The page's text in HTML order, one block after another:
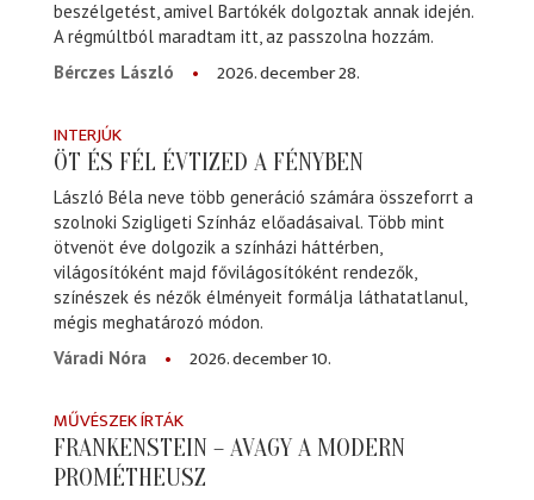
beszélgetést, amivel Bartókék dolgoztak annak idején.
A régmúltból maradtam itt, az passzolna hozzám.
Bérczes László
2026. december 28.
INTERJÚK
ÖT ÉS FÉL ÉVTIZED A FÉNYBEN
László Béla neve több generáció számára összeforrt a
szolnoki Szigligeti Színház előadásaival. Több mint
ötvenöt éve dolgozik a színházi háttérben,
világosítóként majd fővilágosítóként rendezők,
színészek és nézők élményeit formálja láthatatlanul,
mégis meghatározó módon.
Váradi Nóra
2026. december 10.
MŰVÉSZEK ÍRTÁK
FRANKENSTEIN – AVAGY A MODERN
PROMÉTHEUSZ